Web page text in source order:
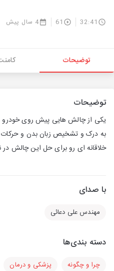
32:41
61 4 سال پیش
توضیحات
توضیحات
یکی از چالش هایی پیش روی خودرو
به درک و تشخیص زبان بدن و حرکات
خلاقانه ای رو برای حل این چالش در
با صدای
مهندس علی دعائی
دسته بندی‌ها
چرا و چگونه پزشکی و درمان